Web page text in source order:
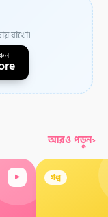
রাখো।
আরও পড়ুন›
▸ গল্প